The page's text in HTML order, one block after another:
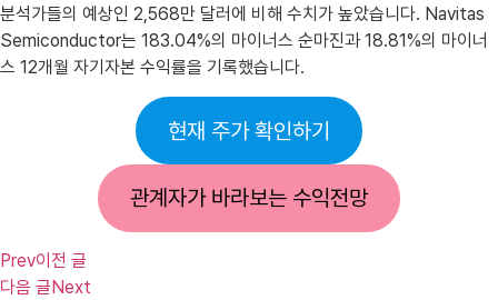
분석가들의 예상인 2,568만 달러에 비해 수치가 높았습니다. Navitas
Semiconductor는 183.04%의 마이너스 순마진과 18.81%의 마이너
스 12개월 자기자본 수익률을 기록했습니다.
현재 주가 확인하기
관계자가 바라보는 수익전망
Prev이전 글
다음 글 Next